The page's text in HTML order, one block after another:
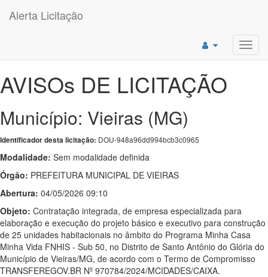
Alerta Licitação
AVISOs DE LICITAÇÃO
Município: Vieiras (MG)
Identificador desta licitação: DOU-948a96dd994bcb3c0965
Modalidade: Sem modalidade definida
Órgão: PREFEITURA MUNICIPAL DE VIEIRAS
Abertura: 04/05/2026 09:10
Objeto: Contratação integrada, de empresa especializada para
elaboração e execução do projeto básico e executivo para construção
de 25 unidades habitacionais no âmbito do Programa Minha Casa
Minha Vida FNHIS - Sub 50, no Distrito de Santo Antônio do Glória do
Município de Vieiras/MG, de acordo com o Termo de Compromisso
TRANSFEREGOV.BR Nº 970784/2024/MCIDADES/CAIXA.